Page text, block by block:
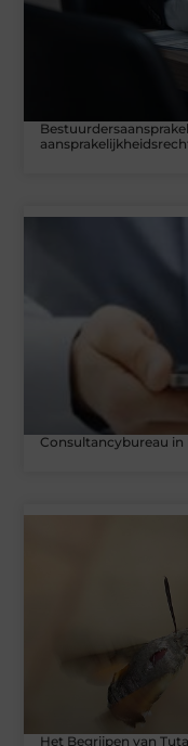
Consultancybureau in
Het Begrijpen van